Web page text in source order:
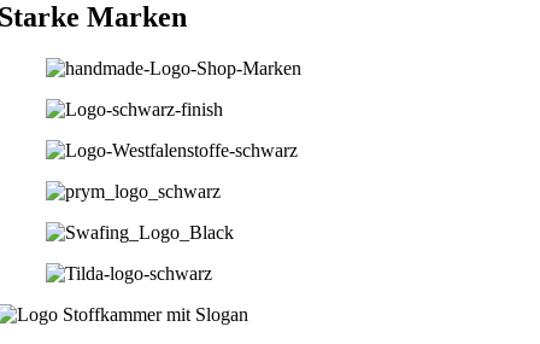
Marken